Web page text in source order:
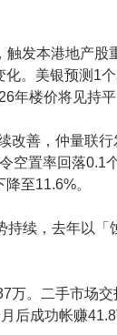
发本港地产
。美银预测1
年楼价将见持平
改善，仲量联
空置率回落0.1
至11.6%。
持续，去年以
万。二手市场
后成功帐赚